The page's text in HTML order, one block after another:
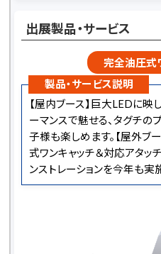
出展製品・サービス
完全油圧式
製品・サービス説明
【屋内ブース】巨大LEDに映
ーマンスで魅せる、タグチの
子様も楽しめます。【屋外ブ
式ワンキャッチ＆対応アタッ
ンストレーションを今年も実